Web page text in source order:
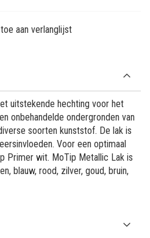
aan verlanglijst
uitstekende hechting voor het
onbehandelde ondergronden van
soorten kunststof. De lak is
Voor een optimaal
Primer wit. MoTip Metallic Lak is
blauw, rood, zilver, goud, bruin,